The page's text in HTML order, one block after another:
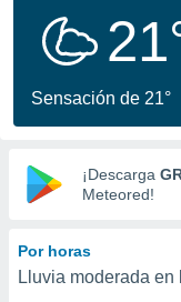
calidad.
a este
las
y
digital
basada
Sensación de 21°
¡Descarga
Meteored!
Por horas
Lluvia moderada